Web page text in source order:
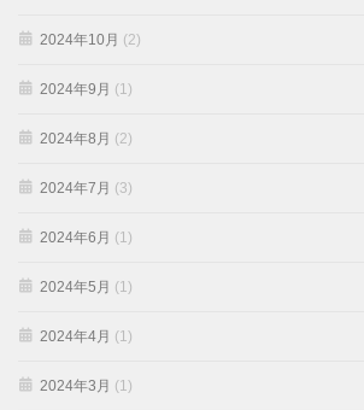
2024年10月 (2)
2024年9月 (1)
2024年8月 (2)
2024年7月 (3)
2024年6月 (1)
2024年5月 (1)
2024年4月 (1)
2024年3月 (1)